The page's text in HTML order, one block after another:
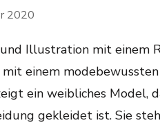
2020
Illustration mit einem
einem
ein weibliches Model,
gekleidet ist. Sie